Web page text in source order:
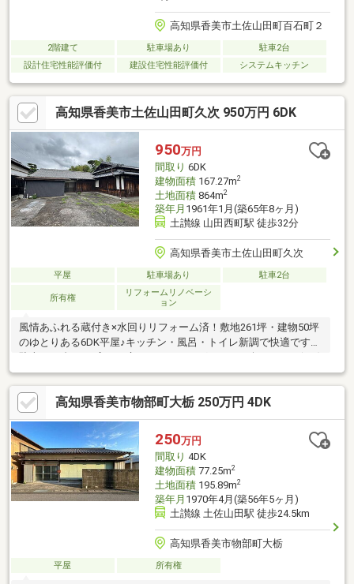
高知県香美市土佐山田町百石町２
2階建て 駐車場あり
駐車2台
設計住宅性能評価付
建設住宅性能評価付 システムキッチン
高知県香美市土佐山田町久次 950万円 6DK
950万円
間取り 6DK
建物面積167.27m2
土地面積864m2
築年月 1961年1月(築65年8ヶ月)
土讃線 山田西町駅 徒歩32分
高知県香美市土佐山田町久次
平屋 駐車場あり 駐車2台
所有権
リフォームリノベーシ
ョン
風情あふれる蔵付き×水回りリフォーム済！敷地261坪・建物50坪
のゆとりある6DK平屋♪キッチン・風呂・トイレ新調で快適です。
高知県香美市物部町大栃 250万円 4DK
250万円
間取り 4DK
建物面積77.25m2
土地面積195.89m2
築年月 1970年4月(築56年5ヶ月)
土讃線 土佐山田駅 徒歩24.5km
高知県香美市物部町大栃
平屋 所有権